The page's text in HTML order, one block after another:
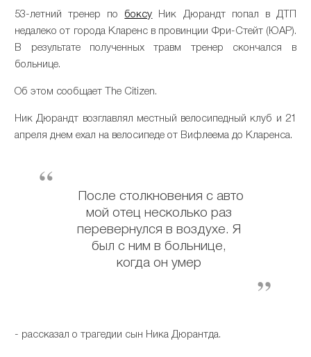
53-летний тренер по боксу Ник Дюрандт попал в ДТП
недалеко от города Кларенс в провинции Фри-Стейт (ЮАР).
В результате полученных травм тренер скончался в
больнице.
Об этом сообщает The Citizen.
Ник Дюрандт возглавлял местный велосипедный клуб и 21
апреля днем ехал на велосипеде от Вифлеема до Кларенса.
После столкновения с авто
мой отец несколько раз
перевернулся в воздухе. Я
был с ним в больнице,
когда он умер
- рассказал о трагедии сын Ника Дюрантда.